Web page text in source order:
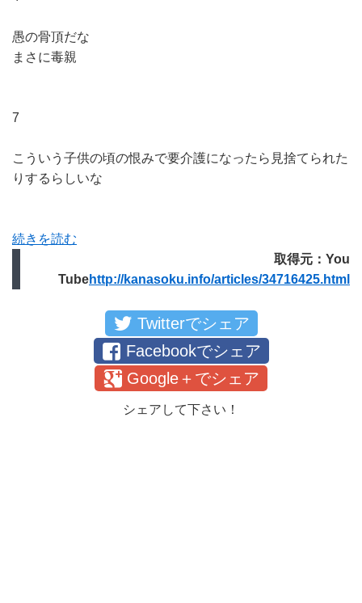
愚の骨頂だな
まさに毒親
7
こういう子供の頃の恨みで要介護になったら見捨てられた
りするらしいな
続きを読む
取得元：You
Tubehttp://kanasoku.info/articles/34716425.html
Twitterでシェア
Facebookでシェア
Google＋でシェア
シェアして下さい！